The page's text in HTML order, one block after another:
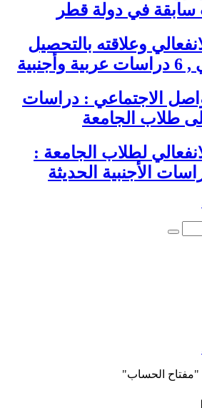
في دولة قطر
وعلاقته بالتحصيل
الاجتماعي : دراسات
طلاب الجامعة
لطلاب الجامعة :
الأجنبية الحديثة
"مفتاح الحساب"